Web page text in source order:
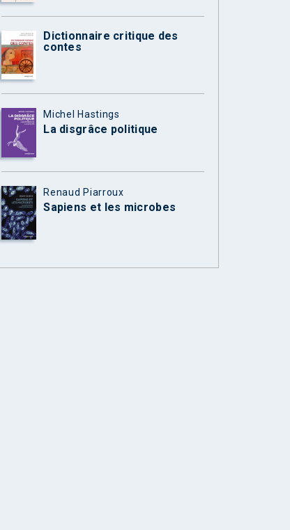
Dictionnaire critique des
contes
Michel Hastings
La disgrâce politique
Renaud Piarroux
Sapiens et les microbes